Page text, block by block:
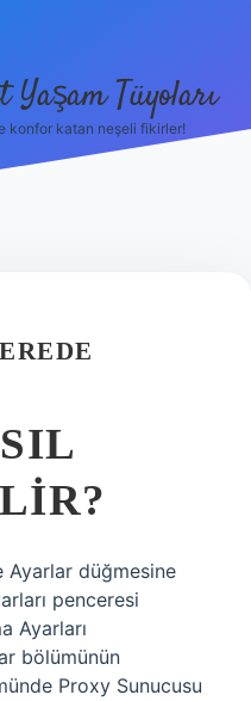
Yaşam Tüyoları
konfor katan neşeli fikirler!
Ayarlar düğmesine
penceresi
Ayarları
bölümünün
Proxy Sunucusu